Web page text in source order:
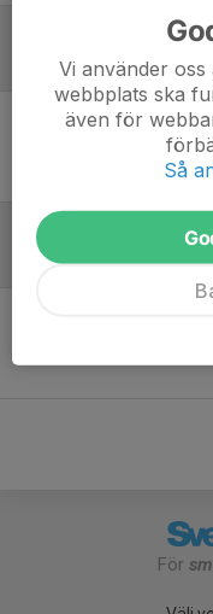
Laguppställning
Inför match
För
Vi använder
webbplats ska
även för
Så